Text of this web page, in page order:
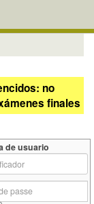
no
finales
de usuario